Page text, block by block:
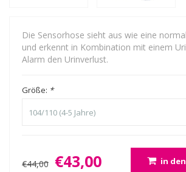
Die Sensorhose sieht aus wie eine
und erkennt in Kombination mit einem
Alarm den Urinverlust.
Größe: *
104/110 (4-5 Jahre)
€44,00 €43,00 in